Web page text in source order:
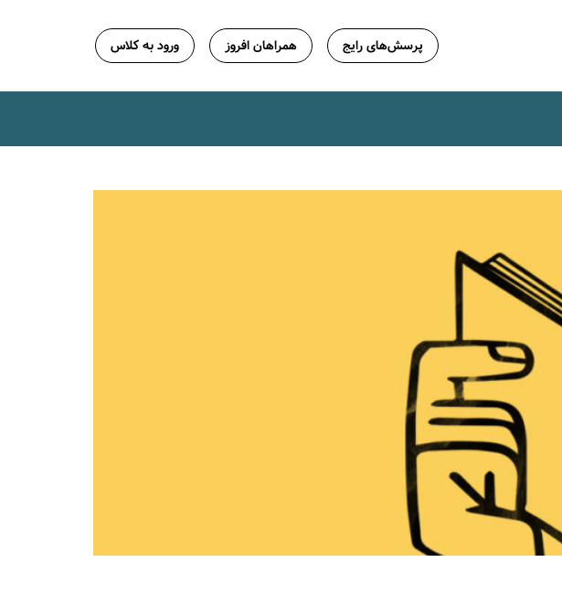
پرسش‌های رایج همراهان افروز ورود به کلاس